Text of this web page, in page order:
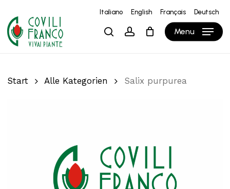
main
content
Italiano English Français Deutsch
searchaccount Menu
Warenkorb Close
Cart
Start Alle Kategorien Salix purpurea